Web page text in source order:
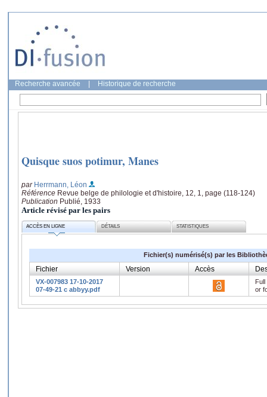
Recherche avancée Historique de recherche
Quisque suos potimur, Manes
par Herrmann, Léon
Référence Revue belge de philologie et d'histoire, 12, 1, page (118-124)
Publication Publié, 1933
Article révisé par les pairs
ACCÈS EN LIGNE DÉTAILS STATISTIQUES
Fichier(s) numérisé(s) par les
Fichier Version Accès
VX-007983 17-10-2017
07-49-21 c abbyy.pdf
or